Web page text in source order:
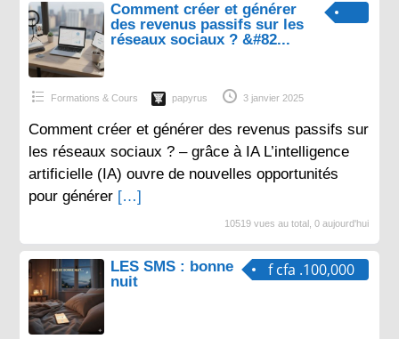
Comment créer et générer
des revenus passifs sur les
réseaux sociaux ? &#82...
Formations & Cours papyrus 3 janvier 2025
Comment créer et générer des revenus passifs sur
les réseaux sociaux ? – grâce à IA L’intelligence
artificielle (IA) ouvre de nouvelles opportunités
pour générer […]
10519 vues au total, 0 aujourd'hui
f cfa .100,000
LES SMS : bonne
nuit